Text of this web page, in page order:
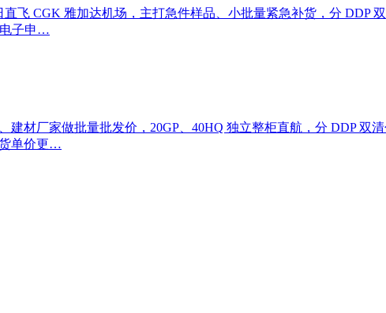
飞 CGK 雅加达机场，主打急件样品、小批量紧急补货，分 DDP
电子申…
材厂家做批量批发价，20GP、40HQ 独立整柜直航，分 DDP 双
单价更…